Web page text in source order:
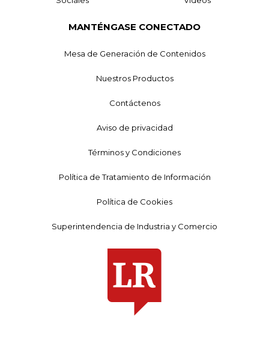
MANTÉNGASE CONECTADO
Mesa de Generación de Contenidos
Nuestros Productos
Contáctenos
Aviso de privacidad
Términos y Condiciones
Política de Tratamiento de Información
Política de Cookies
Superintendencia de Industria y Comercio